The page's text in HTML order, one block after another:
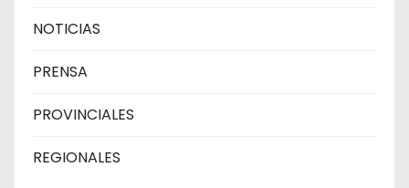
NOTICIAS
PRENSA
PROVINCIALES
REGIONALES